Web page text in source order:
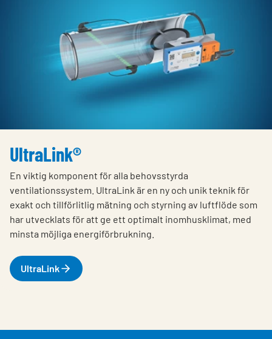
UltraLink®
En viktig komponent för alla behovsstyrda
ventilationssystem. UltraLink är en ny och unik teknik för
exakt och tillförlitlig mätning och styrning av luftflöde som
har utvecklats för att ge ett optimalt inomhusklimat, med
minsta möjliga energiförbrukning.
UltraLink